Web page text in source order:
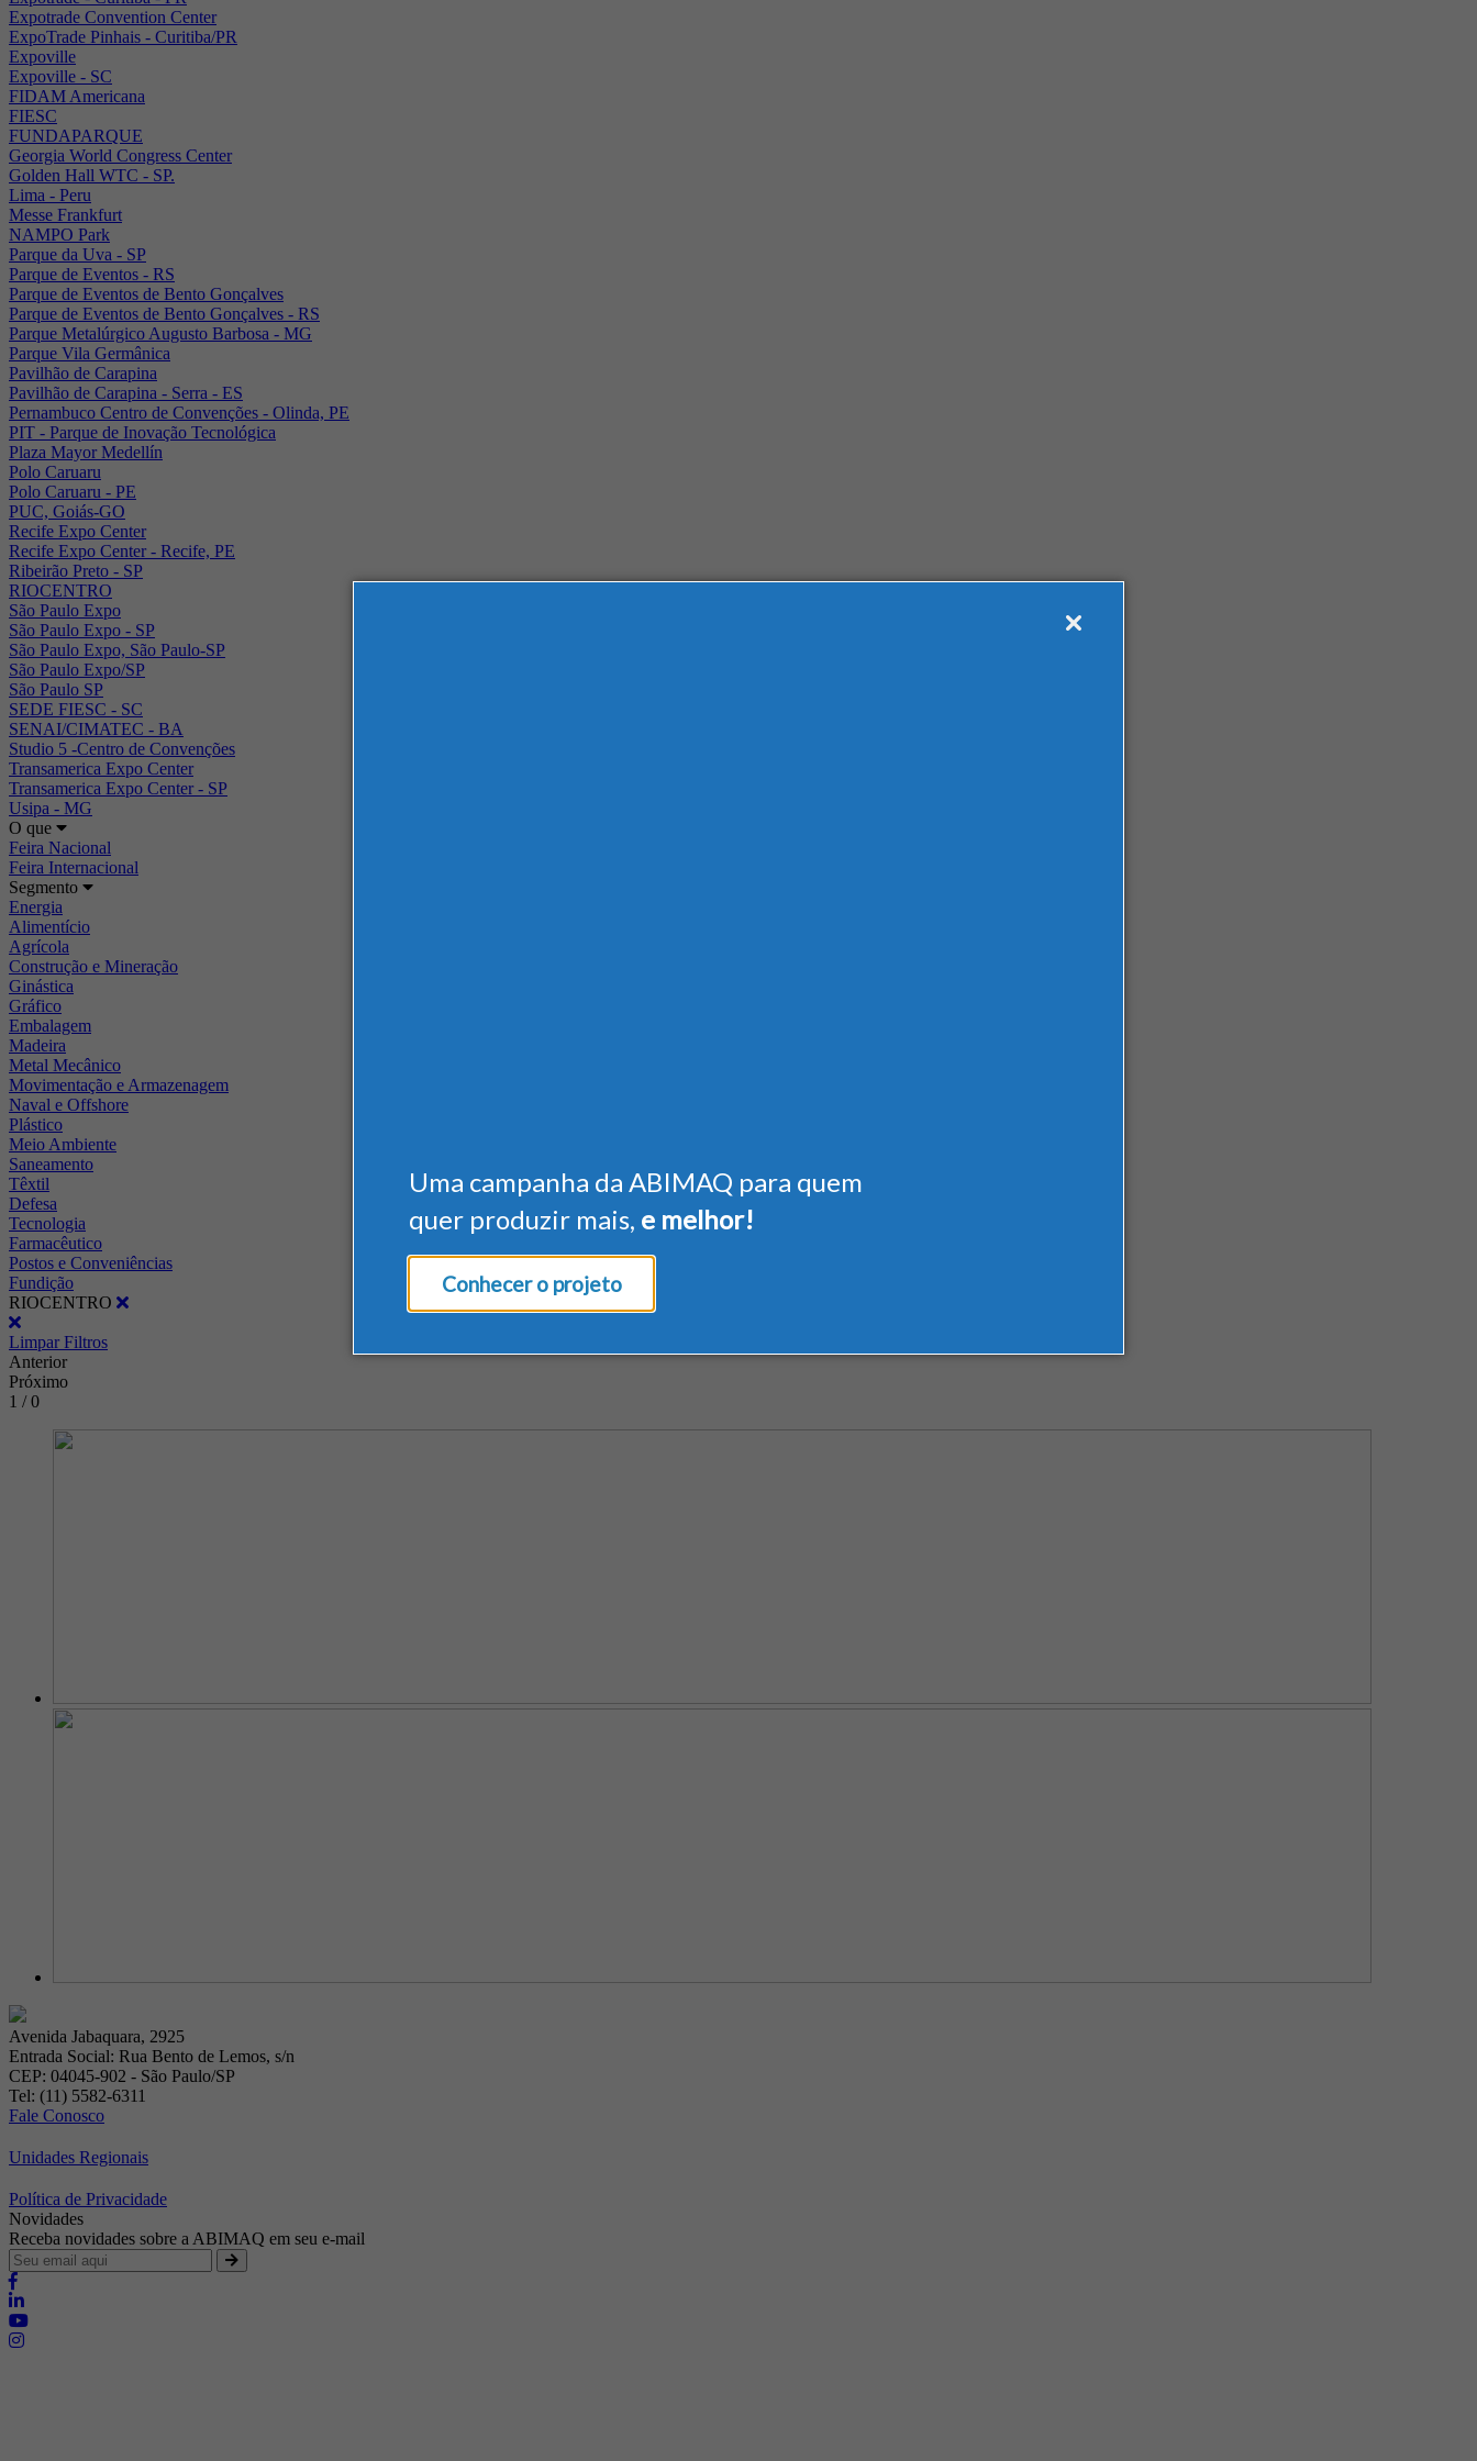
Uma campanha da ABIMAQ para quem
quer produzir mais, e melhor!
Conhecer o projeto
Expotrade Convention Center
ExpoTrade Pinhais - Curitiba/PR
Expoville
Expoville - SC
FIDAM Americana
FIESC
FUNDAPARQUE
Georgia World Congress Center
Golden Hall WTC - SP.
Lima - Peru
Messe Frankfurt
NAMPO Park
Parque da Uva - SP
Parque de Eventos - RS
Parque de Eventos de Bento Gonçalves
Parque de Eventos de Bento Gonçalves - RS
Parque Metalúrgico Augusto Barbosa - MG
Parque Vila Germânica
Pavilhão de Carapina
Pavilhão de Carapina - Serra - ES
Pernambuco Centro de Convenções - Olinda, PE
PIT - Parque de Inovação Tecnológica
Plaza Mayor Medellín
Polo Caruaru
Polo Caruaru - PE
PUC, Goiás-GO
Recife Expo Center
Recife Expo Center - Recife, PE
Ribeirão Preto - SP
RIOCENTRO
São Paulo Expo
São Paulo Expo - SP
São Paulo Expo, São Paulo-SP
São Paulo Expo/SP
São Paulo SP
SEDE FIESC - SC
SENAI/CIMATEC - BA
Studio 5 -Centro de Convenções
Transamerica Expo Center
Transamerica Expo Center - SP
Usipa - MG
O que
Feira Nacional
Feira Internacional
Segmento
Energia
Alimentício
Agrícola
Construção e Mineração
Ginástica
Gráfico
Embalagem
Madeira
Metal Mecânico
Movimentação e Armazenagem
Naval e Offshore
Plástico
Meio Ambiente
Saneamento
Têxtil
Defesa
Tecnologia
Farmacêutico
Postos e Conveniências
Fundição
RIOCENTRO
Limpar Filtros
Anterior
Próximo
1 / 0
Avenida Jabaquara, 2925
Entrada Social: Rua Bento de Lemos, s/n
CEP: 04045-902 - São Paulo/SP
Tel: (11) 5582-6311
Fale Conosco
Unidades Regionais
Política de Privacidade
Novidades
Receba novidades sobre a ABIMAQ em seu e-mail